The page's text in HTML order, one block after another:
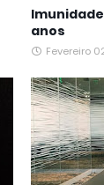
anos
Fevereiro